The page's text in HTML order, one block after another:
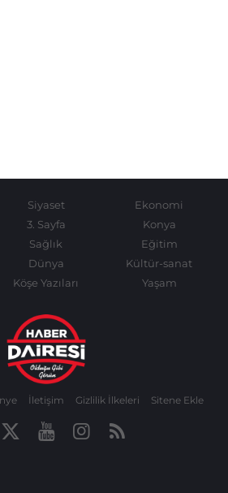
Siyaset
Ekonomi
3. Sayfa
Konya
Sağlık
Eğitim
Dünya
Kültür-sanat
Köşe Yazıları Yaşam
İletişim Gizlilik İlkeleri Sitene Ekle